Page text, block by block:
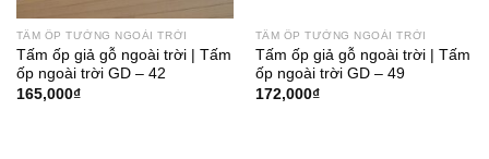
TẤM ỐP TƯỜNG NGOÀI TRỜI
Tấm ốp giả gỗ ngoài trời | Tấm
ốp ngoài trời GD – 42
165,000₫
TẤM ỐP TƯỜNG NGOÀI TRỜI
Tấm ốp giả gỗ ngoài trời | Tấm
ốp ngoài trời GD – 49
172,000₫